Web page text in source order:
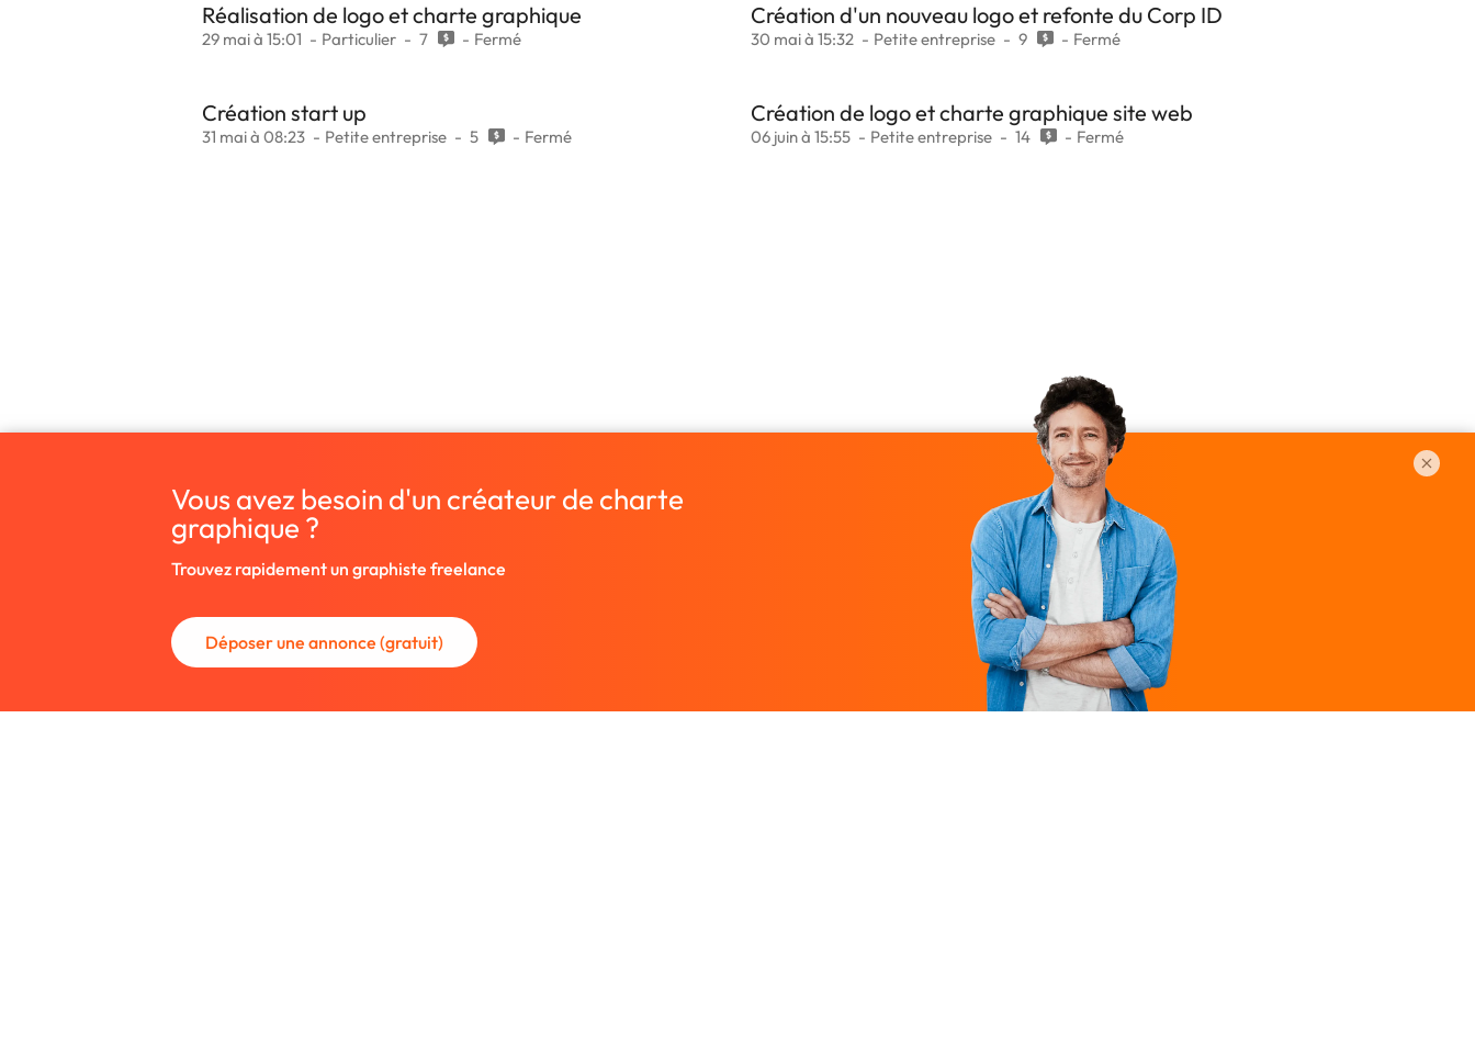
Réalisation de logo et charte graphique
29 mai à 15:01 Particulier 7 Fermé
Création d'un nouveau logo et refonte du Corp ID
30 mai à 15:32 Petite entreprise 9 Fermé
Création start up
31 mai à 08:23 Petite entreprise 5 Fermé
Création de logo et charte graphique site web
06 juin à 15:55 Petite entreprise 14 Fermé
Vous avez besoin d'un créateur de charte
graphique ?
Trouvez rapidement un graphiste freelance
Déposer une annonce (gratuit)